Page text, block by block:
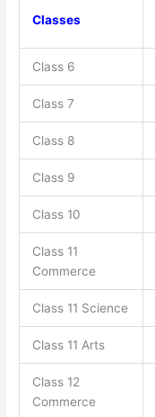
Classes
Class 6
Class 7
Class 8
Class 9
Class 10
Class 11
Commerce
Class 11 Science
Class 11 Arts
Class 12
Commerce